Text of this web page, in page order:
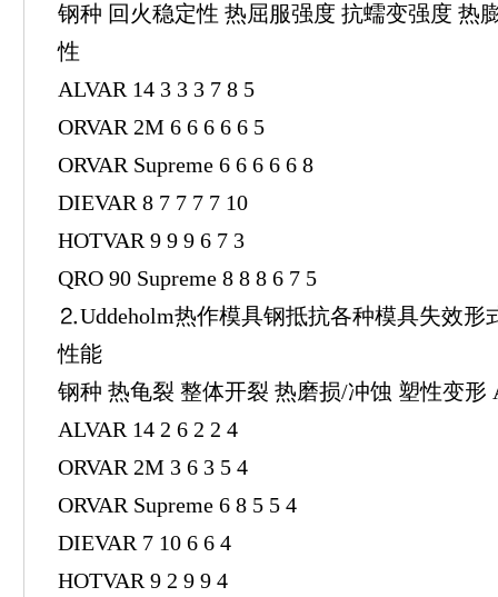
钢种 回火稳定性 热屈服强度 抗蠕变强度 热
性
ALVAR 14 3 3 3 7 8 5
ORVAR 2M 6 6 6 6 6 5
ORVAR Supreme 6 6 6 6 6 8
DIEVAR 8 7 7 7 7 10
HOTVAR 9 9 9 6 7 3
QRO 90 Supreme 8 8 8 6 7 5
⒉Uddeholm热作模具钢抵抗各种模具失效形
性能
钢种 热龟裂 整体开裂 热磨损/冲蚀 塑性变形
ALVAR 14 2 6 2 2 4
ORVAR 2M 3 6 3 5 4
ORVAR Supreme 6 8 5 5 4
DIEVAR 7 10 6 6 4
HOTVAR 9 2 9 9 4